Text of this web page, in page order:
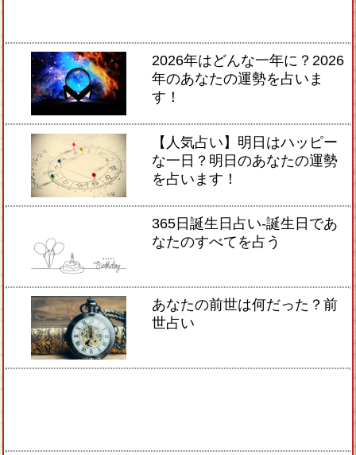
2026年はどんな一年に？2026
年のあなたの運勢を占いま
す！
【人気占い】明日はハッピー
な一日？明日のあなたの運勢
を占います！
365日誕生日占い-誕生日であ
なたのすべてを占う
あなたの前世は何だった？前
世占い